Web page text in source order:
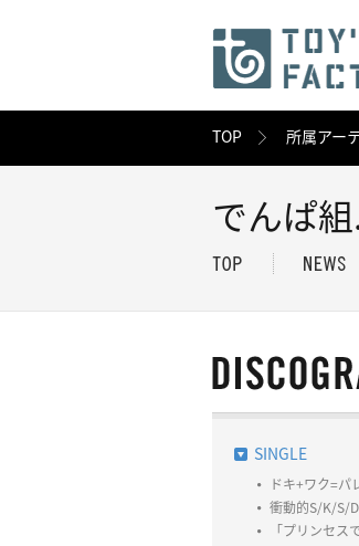
TOP 所属アー
でんぱ
SINGLE
ドキ+ワク=パ
衝動的S/K/S/D
「プリンセス